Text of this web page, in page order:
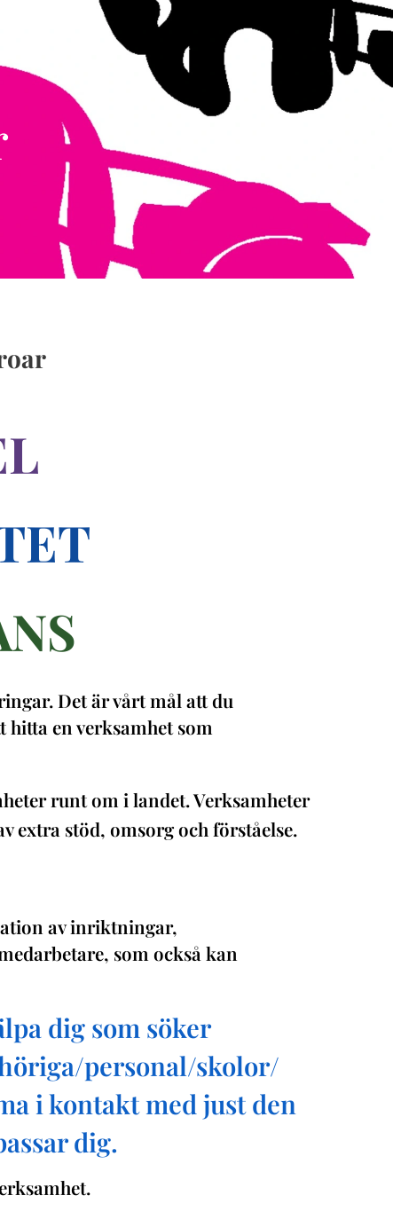
Det är vårt mål att du
hitta en verksamhet som
runt om i landet. Verksamheter
extra stöd, omsorg och förståelse.
av inriktningar,
som också kan
dig som söker
personal/skolor/
i kontakt med just den
dig.